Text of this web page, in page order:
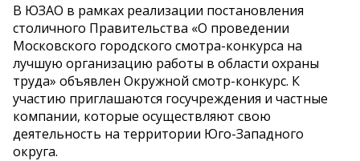
В ЮЗАО в рамках реализации постановления
столичного Правительства «О проведении
Московского городского смотра-конкурса на
лучшую организацию работы в области охраны
труда» объявлен Окружной смотр-конкурс. К
участию приглашаются госучреждения и частные
компании, которые осуществляют свою
деятельность на территории Юго-Западного
округа.